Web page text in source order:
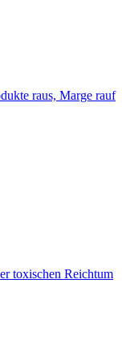
raus, Marge rauf
toxischen Reichtum